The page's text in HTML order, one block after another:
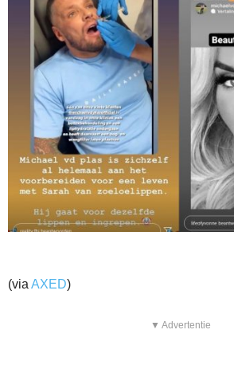
(via AXED)
▼ Advertentie